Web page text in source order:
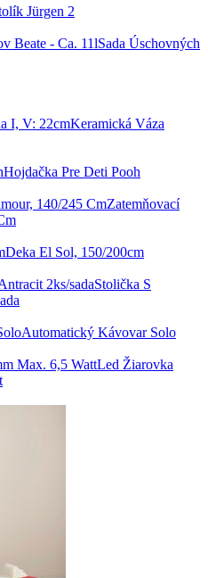
Jürgen 2
Sada Úschovných
Keramická Váza
Hojdačka Pre Deti Pooh
Zatemňovací
Deka El Sol, 150/200cm
Stolička S
Automatický Kávovar Solo
Led Žiarovka